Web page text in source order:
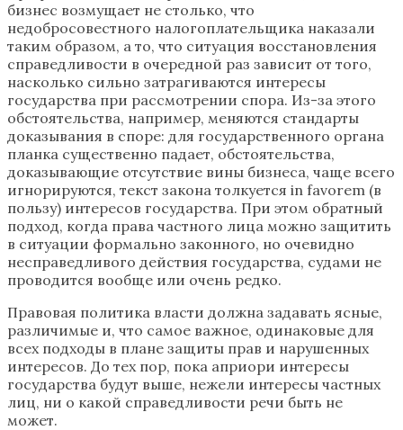
бизнес возмущает не столько, что
недобросовестного налогоплательщика наказали
таким образом, а то, что ситуация восстановления
справедливости в очередной раз зависит от того,
насколько сильно затрагиваются интересы
государства при рассмотрении спора. Из-за этого
обстоятельства, например, меняются стандарты
доказывания в споре: для государственного органа
планка существенно падает, обстоятельства,
доказывающие отсутствие вины бизнеса, чаще всего
игнорируются, текст закона толкуется in favorem (в
пользу) интересов государства. При этом обратный
подход, когда права частного лица можно защитить
в ситуации формально законного, но очевидно
несправедливого действия государства, судами не
проводится вообще или очень редко.
Правовая политика власти должна задавать ясные,
различимые и, что самое важное, одинаковые для
всех подходы в плане защиты прав и нарушенных
интересов. До тех пор, пока априори интересы
государства будут выше, нежели интересы частных
лиц, ни о какой справедливости речи быть не
может.